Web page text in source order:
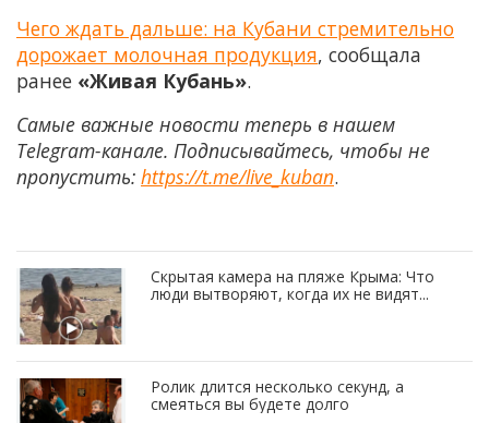
Чего ждать дальше: на Кубани стремительно
дорожает молочная продукция, сообщала
ранее «Живая Кубань».
Самые важные новости теперь в нашем
Telegram-канале. Подписывайтесь, чтобы не
пропустить: https://t.me/live_kuban.
Скрытая камера на пляже Крыма: Что
люди вытворяют, когда их не видят...
Ролик длится несколько секунд, а
смеяться вы будете долго